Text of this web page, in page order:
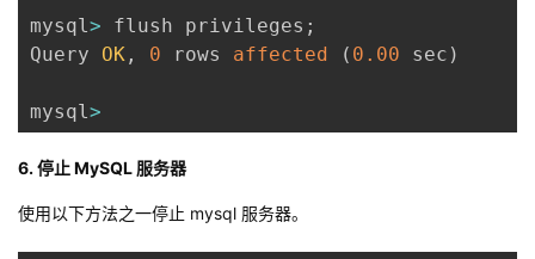
mysql> flush privileges ;
Query OK , 0 rows affected ( 0.00 sec )
mysql>
6. 停止 MySQL 服务器
使用以下方法之一停止 mysql 服务器。